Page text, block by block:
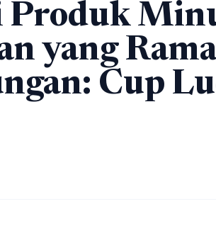
Produk
yang
Cup